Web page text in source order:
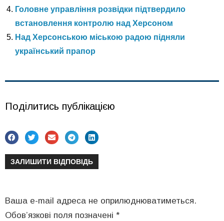
Головне управління розвідки підтвердило
встановлення контролю над Херсоном
Над Херсонською міською радою підняли
український прапор
Поділитись публікацією
ЗАЛИШИТИ ВІДПОВІДЬ
Ваша e-mail адреса не оприлюднюватиметься.
Обов’язкові поля позначені *